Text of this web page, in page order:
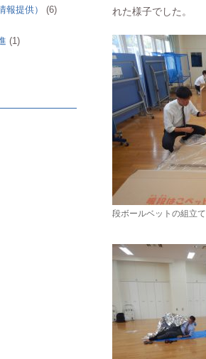
れた様子でした。
段ボールベットの組立て
報提供）
(6)
(1)